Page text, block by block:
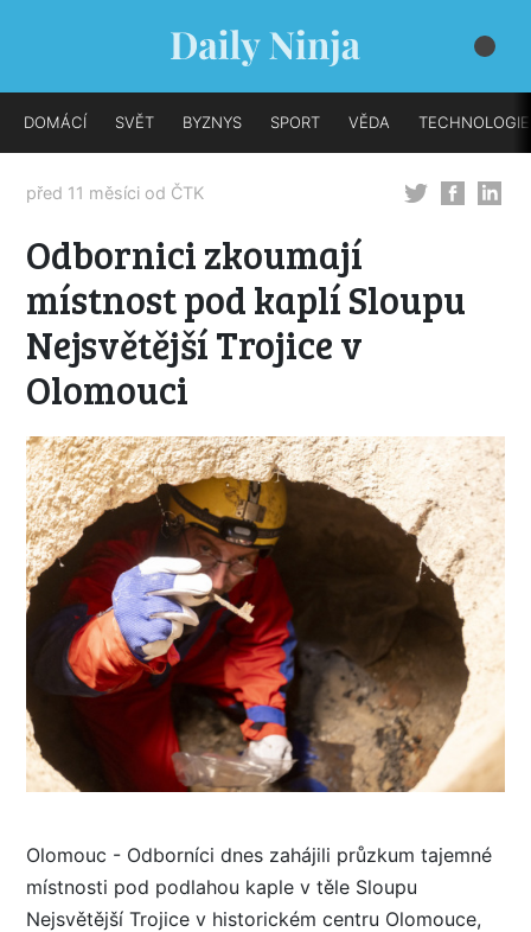
DOMÁCÍ SVĚT BYZNYS SPORT VĚDA TECHNOLOGIE
před 11 měsíci od ČTK
Odbornici zkoumají
místnost pod kaplí Sloupu
Nejsvětější Trojice v
Olomouci
Olomouc - Odborníci dnes zahájili průzkum tajemné
místnosti pod podlahou kaple v těle Sloupu
Nejsvětější Trojice v historickém centru Olomouce,